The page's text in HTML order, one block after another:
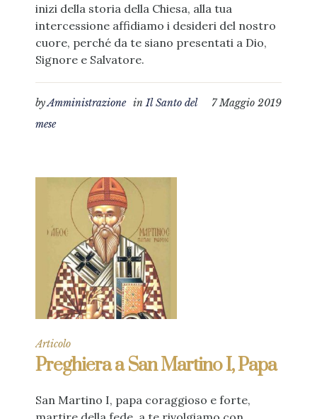
inizi della storia della Chiesa, alla tua
intercessione affidiamo i desideri del nostro
cuore, perché da te siano presentati a Dio,
Signore e Salvatore.
7 Maggio 2019
byAmministrazione inIl Santo del
mese
Articolo
Preghiera a San Martino I, Papa
San Martino I, papa coraggioso e forte,